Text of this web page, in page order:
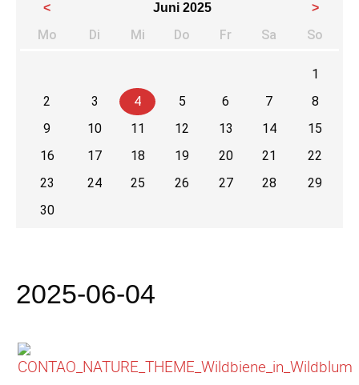
< Juni 2025 >
Mo Di enstag
Mi ttwoch
Do nnerstag
Fr eitagSa mstag
So
1
2
3 4 5 6 7
8
9
10 11 12 13 14
15
16
17 18 19 20 21
22
23
24 25 26 27 28
29
30
2025-06-04